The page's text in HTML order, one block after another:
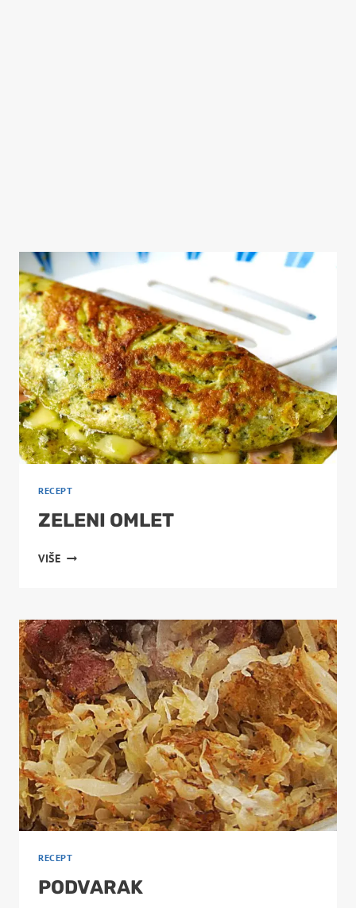
RECEPT
ZELENI OMLET
VIŠEZELENI
RECEPT
PODVARAK